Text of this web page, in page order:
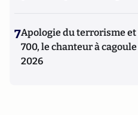
7Apologie du terrorisme
700, le chanteur à cagoule
2026